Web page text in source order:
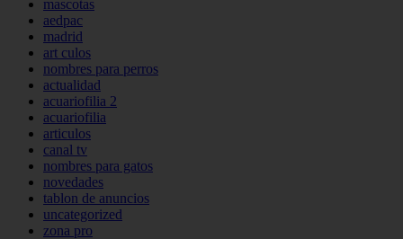
mascotas
aedpac
madrid
art culos
nombres para perros
actualidad
acuariofilia 2
acuariofilia
articulos
canal tv
nombres para gatos
novedades
tablon de anuncios
uncategorized
zona pro